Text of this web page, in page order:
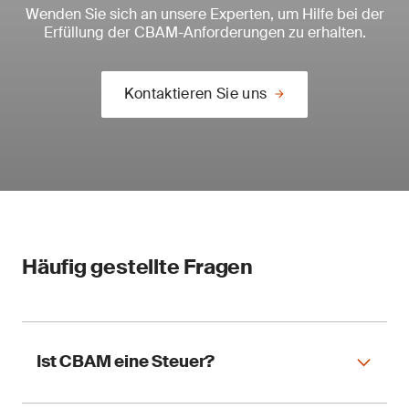
Wenden Sie sich an unsere Experten, um Hilfe bei der
Erfüllung der CBAM-Anforderungen zu erhalten.
Kontaktieren Sie uns
Häufig gestellte Fragen
Ist CBAM eine Steuer?